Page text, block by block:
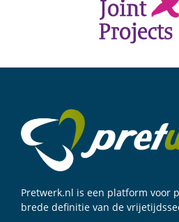
Pretwerk.nl is een platform voor
brede definitie van de